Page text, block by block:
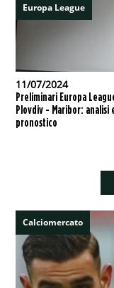
Europa League
11/07/2024
Preliminari Europa
Plovdiv - Maribor: analisi
pronostico
Calciomercato